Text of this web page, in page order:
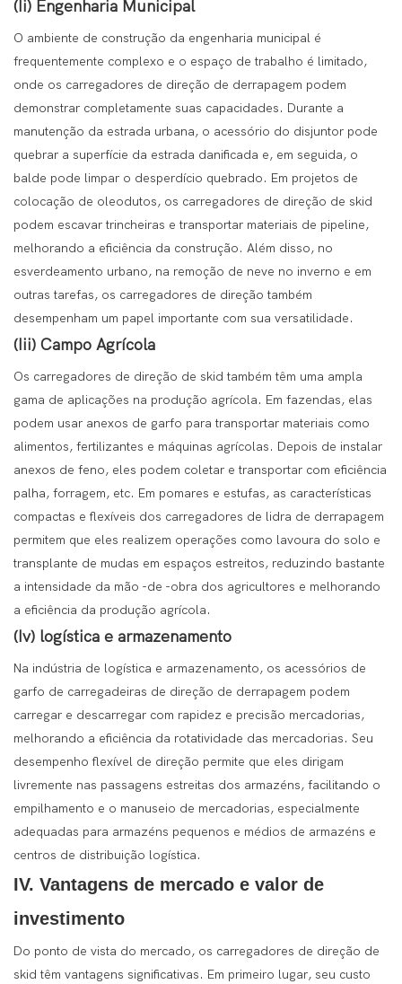
(Ii) Engenharia Municipal
O ambiente de construção da engenharia municipal é
frequentemente complexo e o espaço de trabalho é limitado,
onde os carregadores de direção de derrapagem podem
demonstrar completamente suas capacidades. Durante a
manutenção da estrada urbana, o acessório do disjuntor pode
quebrar a superfície da estrada danificada e, em seguida, o
balde pode limpar o desperdício quebrado. Em projetos de
colocação de oleodutos, os carregadores de direção de skid
podem escavar trincheiras e transportar materiais de pipeline,
melhorando a eficiência da construção. Além disso, no
esverdeamento urbano, na remoção de neve no inverno e em
outras tarefas, os carregadores de direção também
desempenham um papel importante com sua versatilidade.
(Iii) Campo Agrícola
Os carregadores de direção de skid também têm uma ampla
gama de aplicações na produção agrícola. Em fazendas, elas
podem usar anexos de garfo para transportar materiais como
alimentos, fertilizantes e máquinas agrícolas. Depois de instalar
anexos de feno, eles podem coletar e transportar com eficiência
palha, forragem, etc. Em pomares e estufas, as características
compactas e flexíveis dos carregadores de lidra de derrapagem
permitem que eles realizem operações como lavoura do solo e
transplante de mudas em espaços estreitos, reduzindo bastante
a intensidade da mão -de -obra dos agricultores e melhorando
a eficiência da produção agrícola.
(Iv) logística e armazenamento
Na indústria de logística e armazenamento, os acessórios de
garfo de carregadeiras de direção de derrapagem podem
carregar e descarregar com rapidez e precisão mercadorias,
melhorando a eficiência da rotatividade das mercadorias. Seu
desempenho flexível de direção permite que eles dirigam
livremente nas passagens estreitas dos armazéns, facilitando o
empilhamento e o manuseio de mercadorias, especialmente
adequadas para armazéns pequenos e médios de armazéns e
centros de distribuição logística.
IV. Vantagens de mercado e valor de
investimento
Do ponto de vista do mercado, os carregadores de direção de
skid têm vantagens significativas. Em primeiro lugar, seu custo